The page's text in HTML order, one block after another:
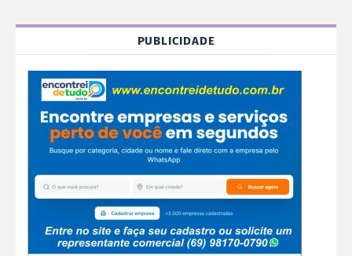
PUBLICIDADE